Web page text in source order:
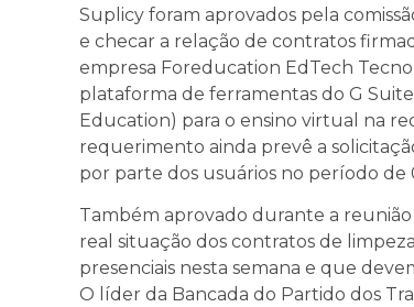
Suplicy foram aprovados pela
e checar a relação de contratos
empresa Foreducation EdTech
plataforma de ferramentas do G
Education) para o ensino virtual na
requerimento ainda prevê a
por parte dos usuários no período de
Também aprovado durante a
real situação dos contratos de
presenciais nesta semana e que
O líder da Bancada do Partido dos